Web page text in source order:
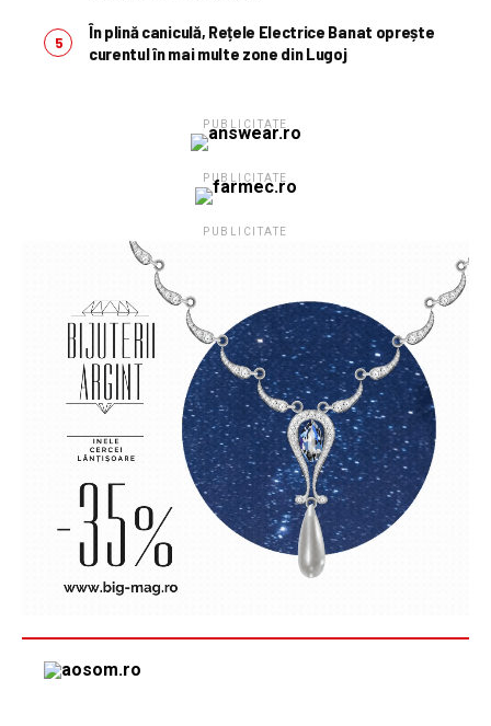
În plină caniculă, Rețele Electrice Banat oprește
curentul în mai multe zone din Lugoj
PUBLICITATE
PUBLICITATE
PUBLICITATE